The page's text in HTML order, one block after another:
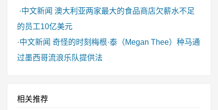
·中文新闻 澳大利亚两家最大的食品商店欠薪水不足
的员工10亿美元
·中文新闻 奇怪的时刻梅根·泰（Megan Thee）种马通
过墨西哥流浪乐队提供法
相关推荐